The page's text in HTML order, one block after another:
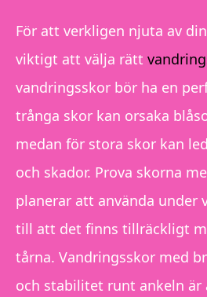
För att verkligen njuta av
viktigt att välja rätt
vandringsskor bör ha en
trånga skor kan orsaka
medan för stora skor kan
och skador. Prova skorna
planerar att använda under
till att det finns tillräckligt
tårna. Vandringsskor med
och stabilitet runt ankeln är